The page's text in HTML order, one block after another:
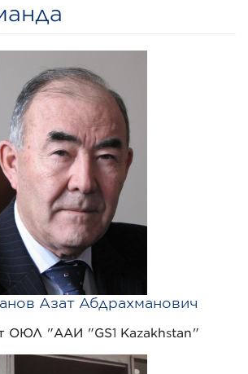
Азат Абдрахманович
ОЮЛ "ААИ "GS1 Kazakhstan"